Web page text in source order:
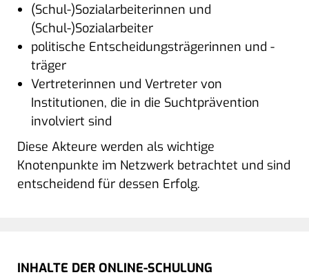
(Schul-)Sozialarbeiterinnen und
(Schul-)Sozialarbeiter
politische Entscheidungsträgerinnen und -
träger
Vertreterinnen und Vertreter von
Institutionen, die in die Suchtprävention
involviert sind
Diese Akteure werden als wichtige
Knotenpunkte im Netzwerk betrachtet und sind
entscheidend für dessen Erfolg.
INHALTE DER ONLINE-SCHULUNG